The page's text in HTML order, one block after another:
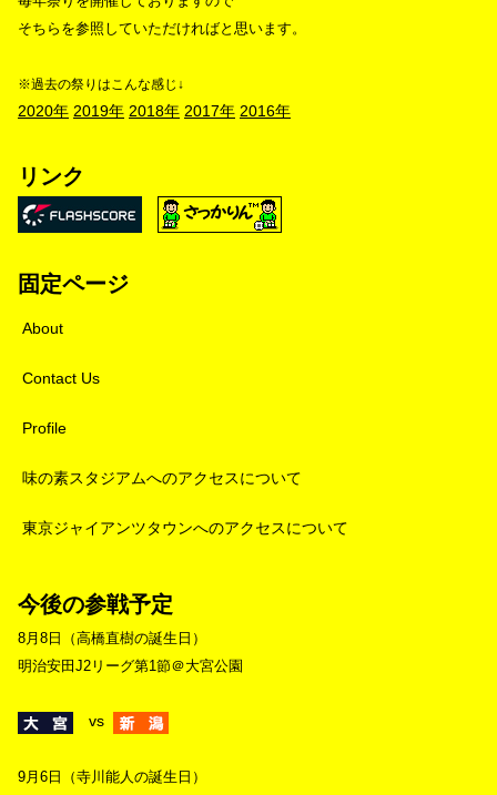
そちらを参照していただければと思います。
※過去の祭りはこんな感じ↓
2020年 2019年 2018年 2017年 2016年
リンク
固定ページ
About
Contact Us
Profile
味の素スタジアムへのアクセスについて
東京ジャイアンツタウンへのアクセスについて
今後の参戦予定
8月8日（高橋直樹の誕生日）
明治安田J2リーグ第1節＠大宮公園
vs
9月6日（寺川能人の誕生日）